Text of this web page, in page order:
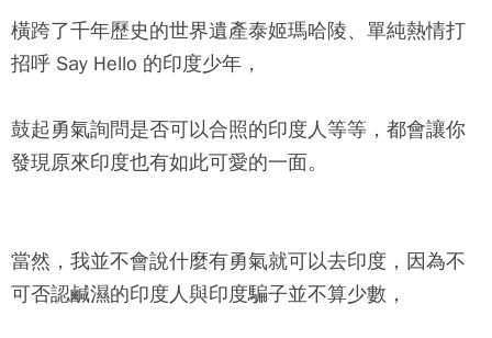
橫跨了千年歷史的世界遺產泰姬瑪哈陵、單純熱情打
招呼 Say Hello 的印度少年，
鼓起勇氣詢問是否可以合照的印度人等等，都會讓你
發現原來印度也有如此可愛的一面。
當然，我並不會說什麼有勇氣就可以去印度，因為不
可否認鹹濕的印度人與印度騙子並不算少數，